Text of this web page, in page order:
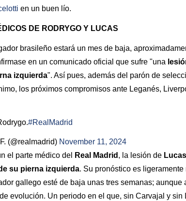
en un buen lío.
DE RODRYGO Y LUCAS
brasileño estará un mes de baja,
en un comunicado oficial que sufre "una
izquierda". Así pues, además del parón de
los próximos compromisos ante Leganés,
#RealMadrid
(@realmadrid) November 11, 2024
el parte médico del
Real Madrid , la lesión de
su pierna izquierda. Su pronóstico es
gallego esté de baja unas tres semanas; aunque
evolución. Un periodo en el que, sin Carvajal y sin